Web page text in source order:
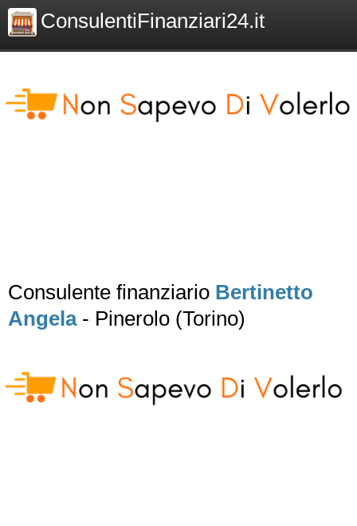
ConsulentiFinanziari24.it
Consulente finanziario Bertinetto
Angela- Pinerolo (Torino)